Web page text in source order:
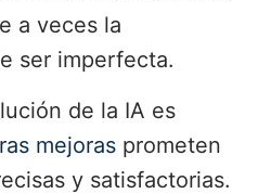
a veces la
ser imperfecta.
de la IA es
mejoras prometen
y satisfactorias.